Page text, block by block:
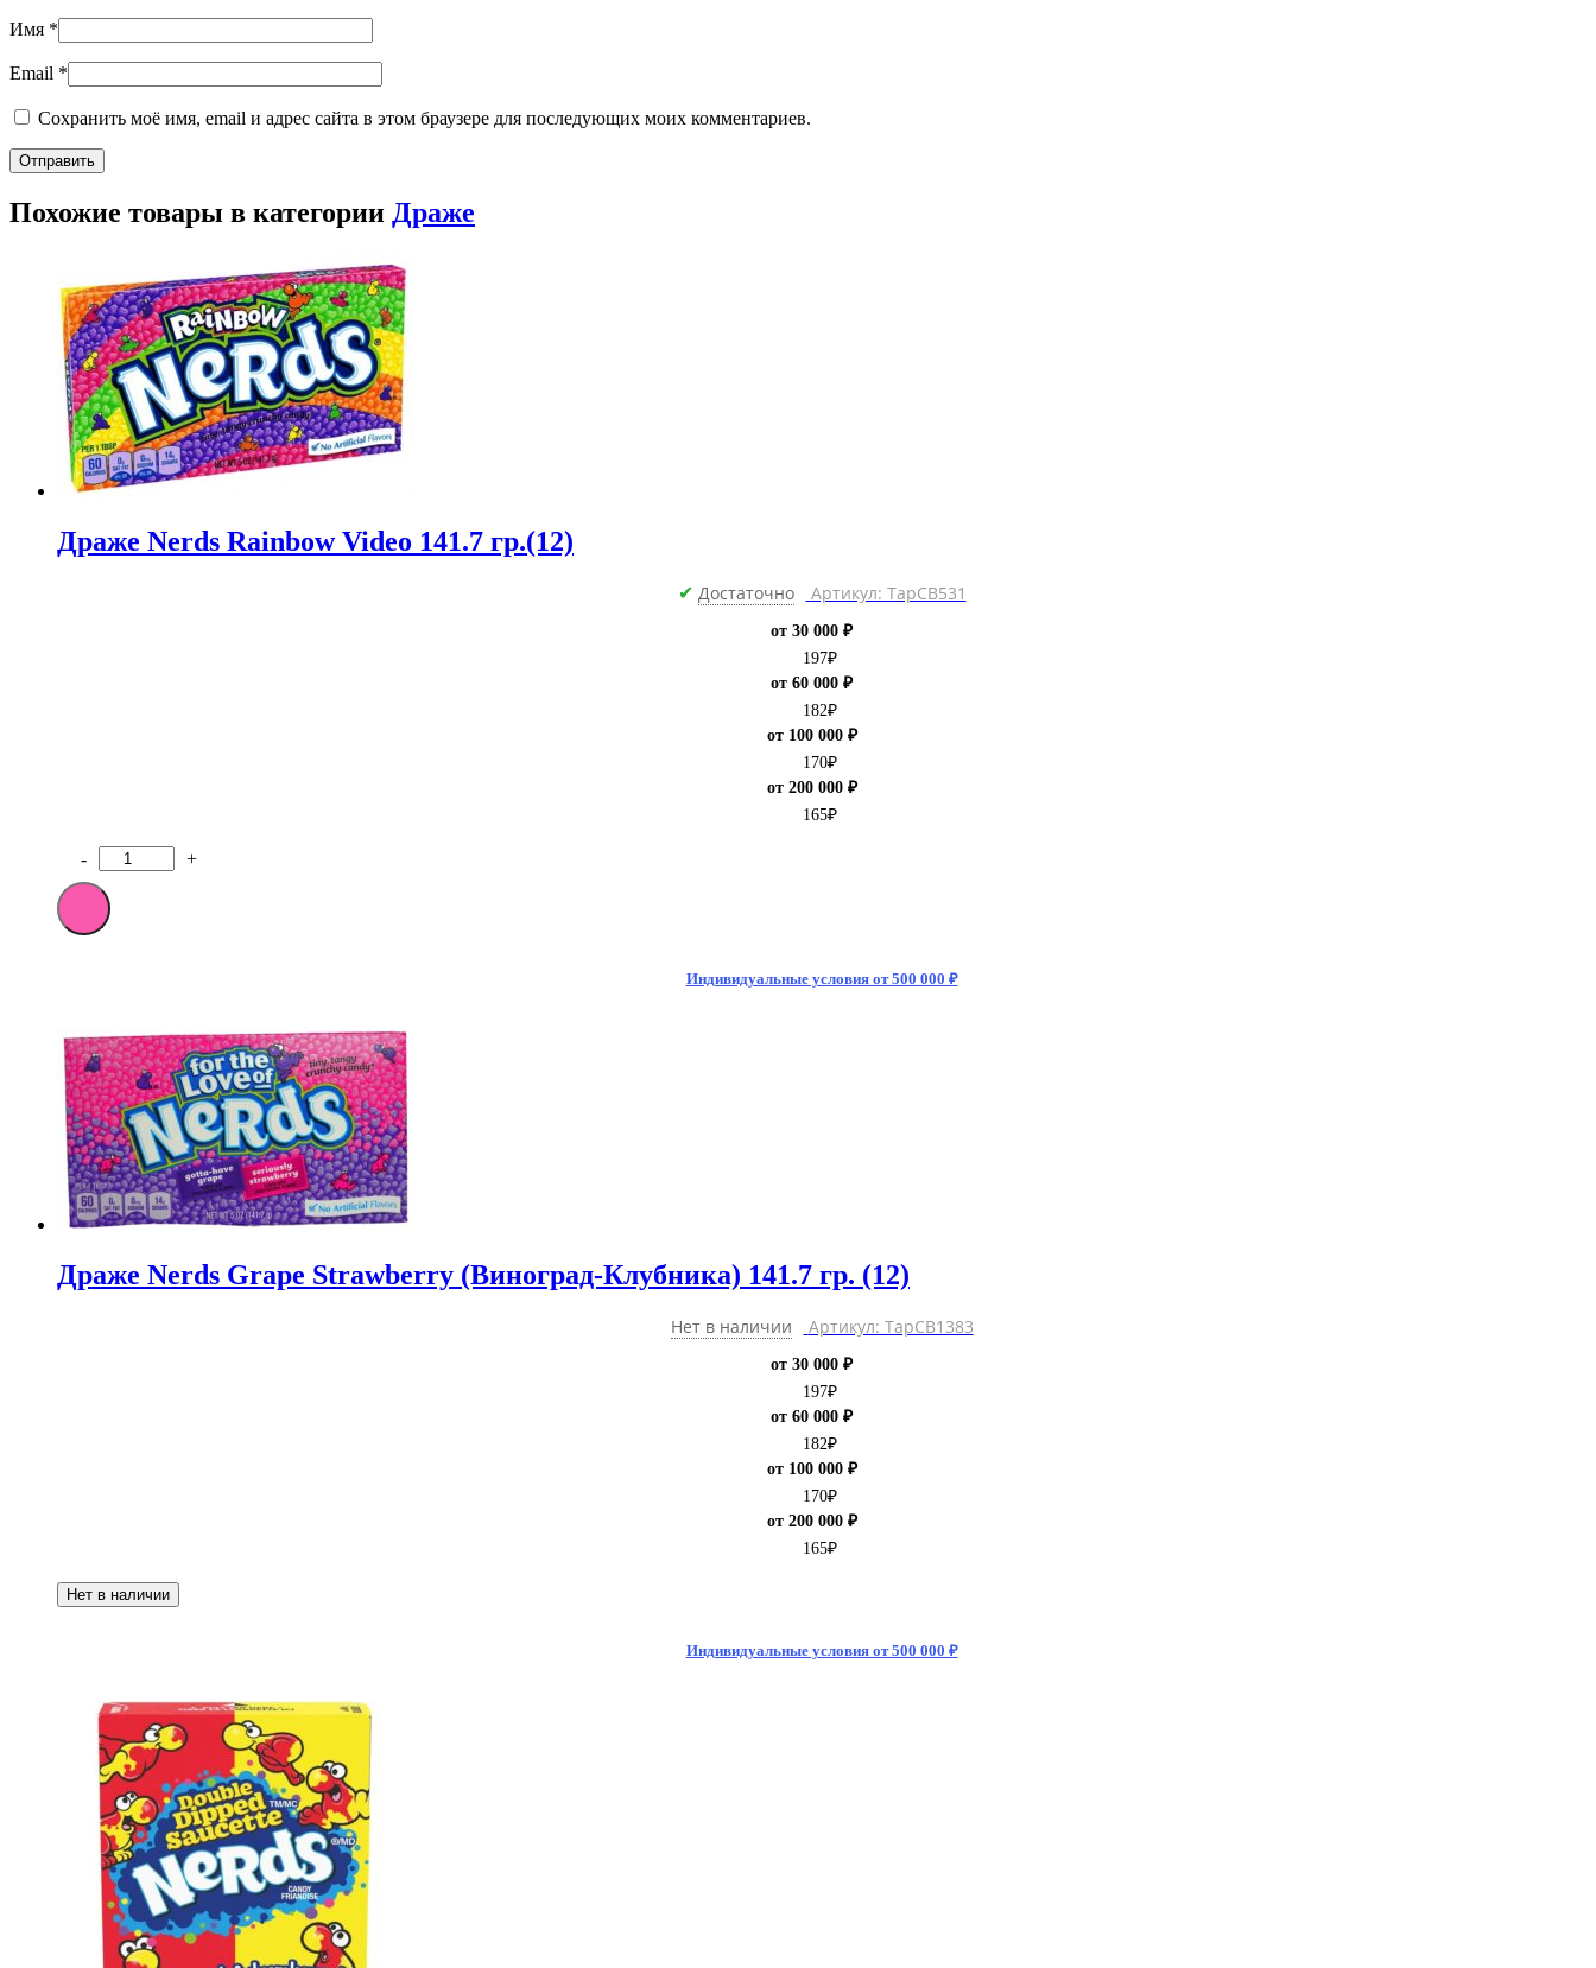
Имя *
Email *
Сохранить моё имя, email и адрес сайта в этом браузере для последующих моих комментариев.
Похожие товары в категории Драже
Драже Nerds Rainbow Video 141.7 гр.(12)
✔ Достаточно Артикул: ТарCB531
от 30 000 ₽
197₽
от 60 000 ₽
182₽
от 100 000 ₽
170₽
от 200 000 ₽
165₽
Количество
товара
Драже
Nerds
(12)
- +
Индивидуальные условия от 500 000 ₽
Драже Nerds Grape Strawberry (Виноград-Клубника) 141.7 гр. (12)
Нет в наличии Артикул: ТарCB1383
от 30 000 ₽
197₽
от 60 000 ₽
182₽
от 100 000 ₽
170₽
от 200 000 ₽
165₽
Нет в наличии
Индивидуальные условия от 500 000 ₽